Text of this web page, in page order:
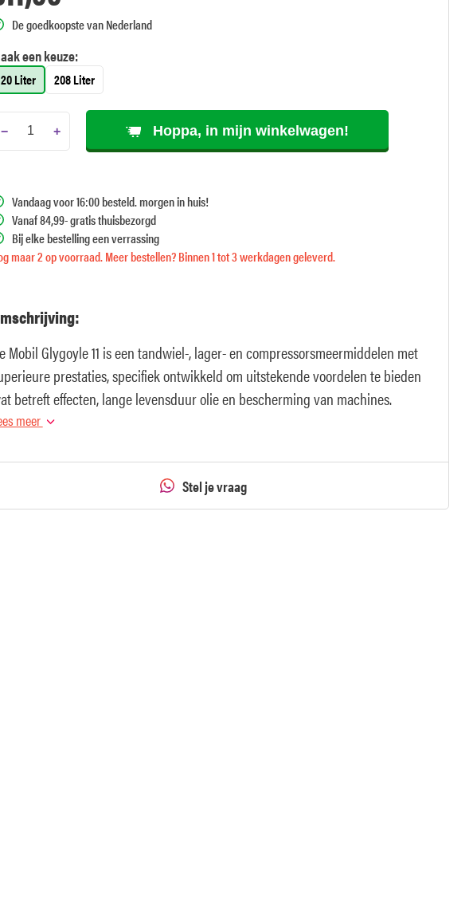
De goedkoopste van Nederland
een keuze:
20 Liter 208 Liter
− + Hoppa, in mijn winkelwagen!
Vandaag voor 16:00 besteld. morgen in huis!
Vanaf 84,99- gratis thuisbezorgd
Bij elke bestelling een verrassing
maar 2 op voorraad. Meer bestellen? Binnen 1 tot 3 werkdagen geleverd.
Mobil Glygoyle 11 is een tandwiel-, lager- en compressorsmeermiddelen met
prestaties, specifiek ontwikkeld om uitstekende voordelen te bieden
betreft effecten, lange levensduur olie en bescherming van machines.
meer
Stel je vraag